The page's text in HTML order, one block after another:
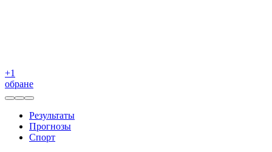
+1
обране
Результаты
Прогнозы
Спорт